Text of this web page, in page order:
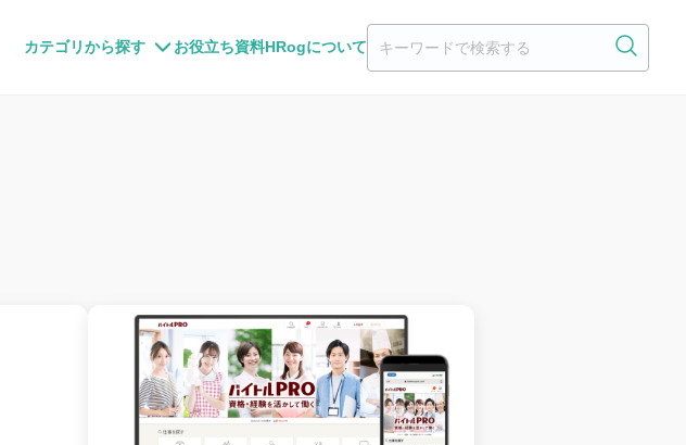
カテゴリから探す お役立ち資料HRogについて